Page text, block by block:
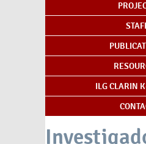
ILG CLARIN